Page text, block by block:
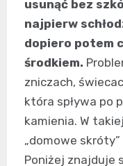
usunąć bez
najpierw
dopiero potem
środkiem.
zniczach,
która spływa po
kamienia. W
„domowe
Poniżej znajduje